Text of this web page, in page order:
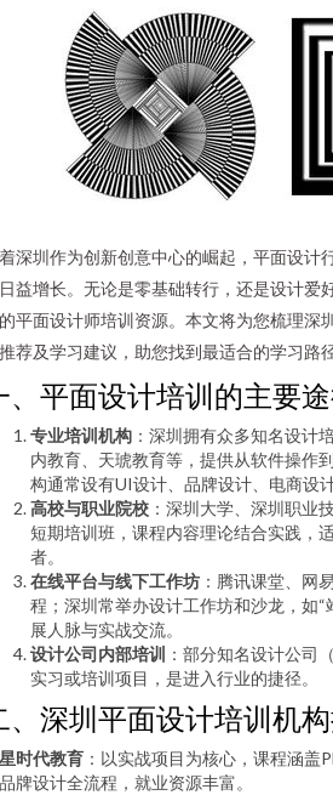
深圳作为创新创意中心的崛起，平面设计
益增长。无论是零基础转行，还是设计爱
平面设计师培训资源。本文将为您梳理深
荐及学习建议，助您找到最适合的学习路径
、平面设计培训的主要
专业培训机构 ：深圳拥有众多知名设计
内教育、天琥教育等，提供从软件操作
构通常设有UI设计、品牌设计、电商设
高校与职业院校 ：深圳大学、深圳职业
短期培训班，课程内容理论结合实践，
者。
在线平台与线下工作坊 ：腾讯课堂、网
程；深圳常举办设计工作坊和沙龙，如
展人脉与实战交流。
设计公司内部培训 ：部分知名设计公司
实习或培训项目，是进入行业的捷径。
、深圳平面设计培训机
时代教育 ：以实战项目为核心，课程涵
牌设计全流程，就业资源丰富。